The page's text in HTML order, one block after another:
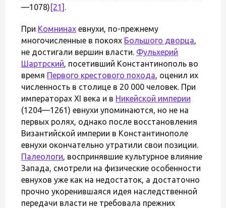
—1078) [21] .
При Комнинах евнухи, по-прежнему
многочисленные в покоях Большого дворца,
не достигали вершин власти. Фульхерий
Шартрский, посетивший Константинополь во
время Первого крестового похода, оценил их
численность в столице в 20 000 человек. При
императорах XI века и в Никейской империи
(1204—1261) евнухи упоминаются, но не на
первых ролях, однако после восстановления
Византийской империи в Константинополе
евнухи окончательно утратили свои позиции.
Палеологи, воспринявшие культурное влияние
Запада, смотрели на физические особенности
евнухов уже как на недостаток, а достаточно
прочно укоренившаяся идея наследственной
передачи власти не требовала прежних